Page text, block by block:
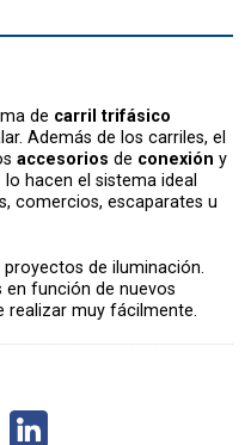
de carril trifásico
Además de los carriles, el
accesorios de conexión y
lo hacen el sistema ideal
comercios, escaparates u
proyectos de iluminación.
en función de nuevos
realizar muy fácilmente.